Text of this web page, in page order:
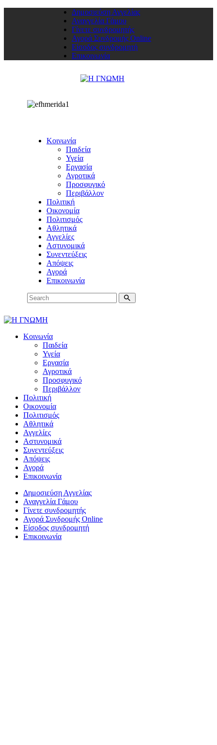
Δημοσιεύση Αγγελίας
Αναγγελία Γάμου
Γίνετε συνδρομητής
Αγορά Συνδρομής Online
Είσοδος συνδρομητή
Επικοινωνία
Κοινωνία
Παιδεία
Υγεία
Εργασία
Αγροτικά
Προσφυγικό
Περιβάλλον
Πολιτική
Οικονομία
Πολιτισμός
Αθλητικά
Αγγελίες
Αστυνομικά
Συνεντεύξεις
Απόψεις
Αγορά
Επικοινωνία
Κοινωνία
Παιδεία
Υγεία
Εργασία
Αγροτικά
Προσφυγικό
Περιβάλλον
Πολιτική
Οικονομία
Πολιτισμός
Αθλητικά
Αγγελίες
Αστυνομικά
Συνεντεύξεις
Απόψεις
Αγορά
Επικοινωνία
Δημοσιεύση Αγγελίας
Αναγγελία Γάμου
Γίνετε συνδρομητής
Αγορά Συνδρομής Online
Είσοδος συνδρομητή
Επικοινωνία